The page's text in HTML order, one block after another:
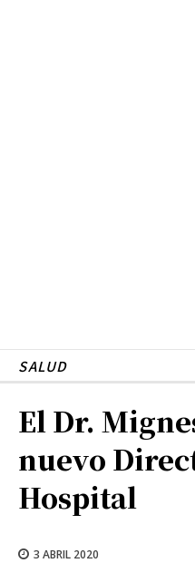
SALUD
El Dr.
nuevo
Hospital
3 ABRIL 2020